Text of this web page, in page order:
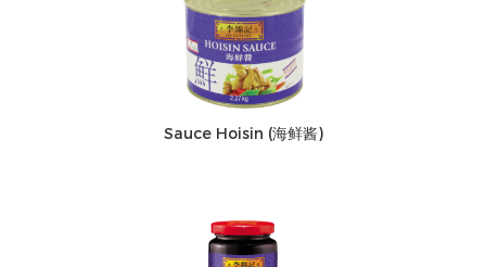
Sauce Hoisin (海鲜酱)